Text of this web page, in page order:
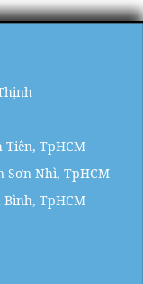
Tiên, TpHCM
Sơn Nhì, TpHCM
Bình, TpHCM